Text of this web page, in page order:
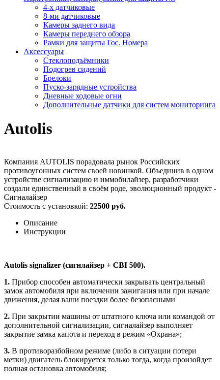
4-х датчиковые
8-ми датчиковые
Камеры заднего вида
Камеры переднего обзора
Рамки для защиты Гос. Номера
Аксессуары
Стеклоподъёмники
Подогрев сидений
Брелоки
Пуско-зарядные устройства
Дневные ходовые огни
Дополнительные датчики для систем мониторинга
Autolis
Компания AUTOLIS порадовала рынок Российских
противоугонных систем своей новинкой. Объединив в одном
устройстве сигнализацию и иммобилайзер, разработчики
создали единственный в своём роде, эволюционный продукт -
Сигналайзер
Стоимость с установкой: 22500 руб.
Описание
Инструкции
Autolis signalizer (сигнлайзер + CBI 500).
1. Прибор способен автоматически закрывать центральный
замок автомобиля при включении зажигания или при начале
движения, делая ваши поездки более безопасными
2. При закрытии машины от штатного ключа или командой от
дополнительной сигнализации, сигналайзер выполняет
закрытие замка капота и переход в режим «Охрана»;
3. В противоразбойном режиме (либо в ситуации потери
метки) двигатель блокируется только тогда, когда произойдет
полная остановка автомобиля;